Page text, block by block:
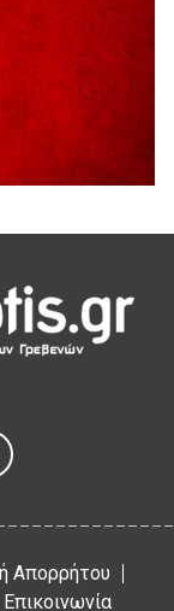
προς κ.
«Μικρές
Απορρήτου
Επικοινωνία